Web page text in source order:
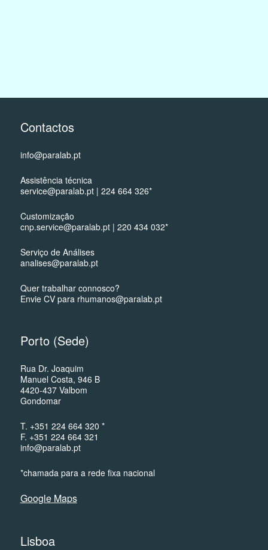
Contactos
info@paralab.pt
Assistência técnica
service@paralab.pt | 224 664 326*
Customização
cnp.service@paralab.pt | 220 434 032*
Serviço de Análises
analises@paralab.pt
Quer trabalhar connosco?
Envie CV para rhumanos@paralab.pt
Porto (Sede)
Rua Dr. Joaquim
Manuel Costa, 946 B
4420-437 Valbom
Gondomar
T. +351 224 664 320 *
F. +351 224 664 321
info@paralab.pt
*chamada para a rede fixa nacional
Google Maps
Lisboa